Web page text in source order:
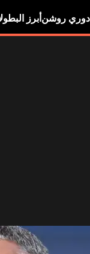
دوري روشن أبرز